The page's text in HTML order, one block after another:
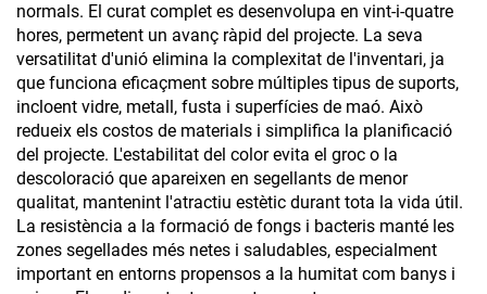
normals. El curat complet es desenvolupa en vint-i-quatre
hores, permetent un avanç ràpid del projecte. La seva
versatilitat d'unió elimina la complexitat de l'inventari, ja
que funciona eficaçment sobre múltiples tipus de suports,
incloent vidre, metall, fusta i superfícies de maó. Això
redueix els costos de materials i simplifica la planificació
del projecte. L'estabilitat del color evita el groc o la
descoloració que apareixen en segellants de menor
qualitat, mantenint l'atractiu estètic durant tota la vida útil.
La resistència a la formació de fongs i bacteris manté les
zones segellades més netes i saludables, especialment
important en entorns propensos a la humitat com banys i